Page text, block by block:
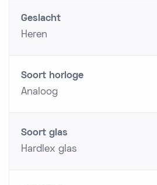
Geslacht
Heren
Soort horloge
Analoog
Soort glas
Hardlex glas